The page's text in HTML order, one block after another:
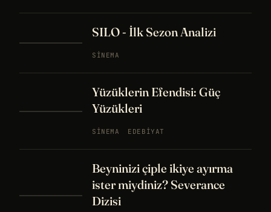
SILO - İlk Sezon Analizi
SINEMA
Yüzüklerin Efendisi: Güç
Yüzükleri
SINEMA EDEBIYAT
Beyninizi çiple ikiye ayırma
ister miydiniz? Severance
Dizisi